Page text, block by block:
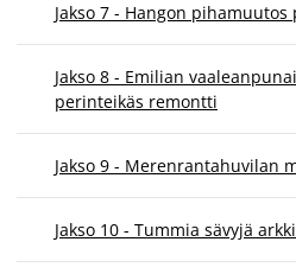
Jakso 7 - Hangon
Jakso 8 - Emilian
perinteikäs remontti
Jakso 9 - Merenrantahuvilan
Jakso 10 - Tummia sävyjä